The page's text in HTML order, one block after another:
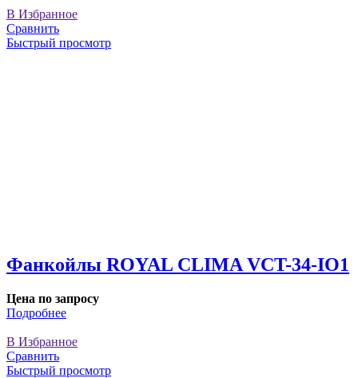
В Избранное
Сравнить
Быстрый просмотр
Фанкойлы ROYAL CLIMA VCT-34-IO1
Цена по запросу
Подробнее
В Избранное
Сравнить
Быстрый просмотр